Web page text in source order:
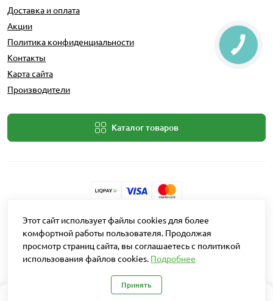
Доставка и оплата
Акции
Политика конфиденциальности
Контакты
Карта сайта
Производители
Каталог товаров
Разработчик: Intent Solutions
Работает наOpenCart "Русская сборка"
Агро Рітейл © 2026
Этот сайт использует файлы cookies для более
комфортной работы пользователя. Продолжая
просмотр страниц сайта, вы соглашаетесь с политикой
использования файлов cookies. Подробнее
Принять